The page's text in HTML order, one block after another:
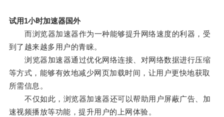
试用1小时加速器国外
而浏览器加速器作为一种能够提升网络速度的利器，受
到了越来越多用户的青睐。
浏览器加速器通过优化网络连接、对网络数据进行压缩
等方式，能够有效地减少网页加载时间，让用户更快地获取
所需信息。
不仅如此，浏览器加速器还可以帮助用户屏蔽广告、加
速视频播放等功能，提升用户的上网体验。